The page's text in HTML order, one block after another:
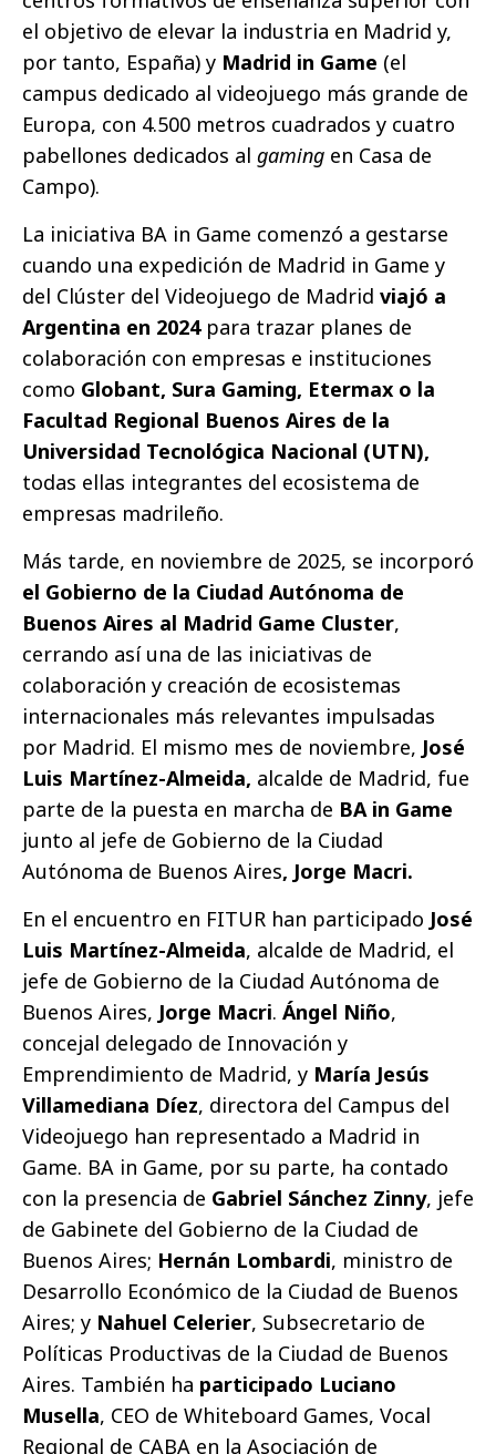
el objetivo de elevar la industria en Madrid y,
por tanto, España) y Madrid in Game (el
campus dedicado al videojuego más grande de
Europa, con 4.500 metros cuadrados y cuatro
pabellones dedicados al gaming en Casa de
Campo).
La iniciativa BA in Game comenzó a gestarse
cuando una expedición de Madrid in Game y
del Clúster del Videojuego de Madrid viajó a
Argentina en 2024 para trazar planes de
colaboración con empresas e instituciones
como Globant, Sura Gaming, Etermax o la
Facultad Regional Buenos Aires de la
Universidad Tecnológica Nacional (UTN),
todas ellas integrantes del ecosistema de
empresas madrileño.
Más tarde, en noviembre de 2025, se incorporó
el Gobierno de la Ciudad Autónoma de
Buenos Aires al Madrid Game Cluster,
cerrando así una de las iniciativas de
colaboración y creación de ecosistemas
internacionales más relevantes impulsadas
por Madrid. El mismo mes de noviembre, José
Luis Martínez-Almeida, alcalde de Madrid, fue
parte de la puesta en marcha de BA in Game
junto al jefe de Gobierno de la Ciudad
Autónoma de Buenos Aires, Jorge Macri.
En el encuentro en FITUR han participado José
Luis Martínez-Almeida, alcalde de Madrid, el
jefe de Gobierno de la Ciudad Autónoma de
Buenos Aires, Jorge Macri. Ángel Niño,
concejal delegado de Innovación y
Emprendimiento de Madrid, y María Jesús
Villamediana Díez, directora del Campus del
Videojuego han representado a Madrid in
Game. BA in Game, por su parte, ha contado
con la presencia de Gabriel Sánchez Zinny, jefe
de Gabinete del Gobierno de la Ciudad de
Buenos Aires; Hernán Lombardi, ministro de
Desarrollo Económico de la Ciudad de Buenos
Aires; y Nahuel Celerier, Subsecretario de
Políticas Productivas de la Ciudad de Buenos
Aires. También ha participado Luciano
Musella, CEO de Whiteboard Games, Vocal
Regional de CABA en la Asociación de